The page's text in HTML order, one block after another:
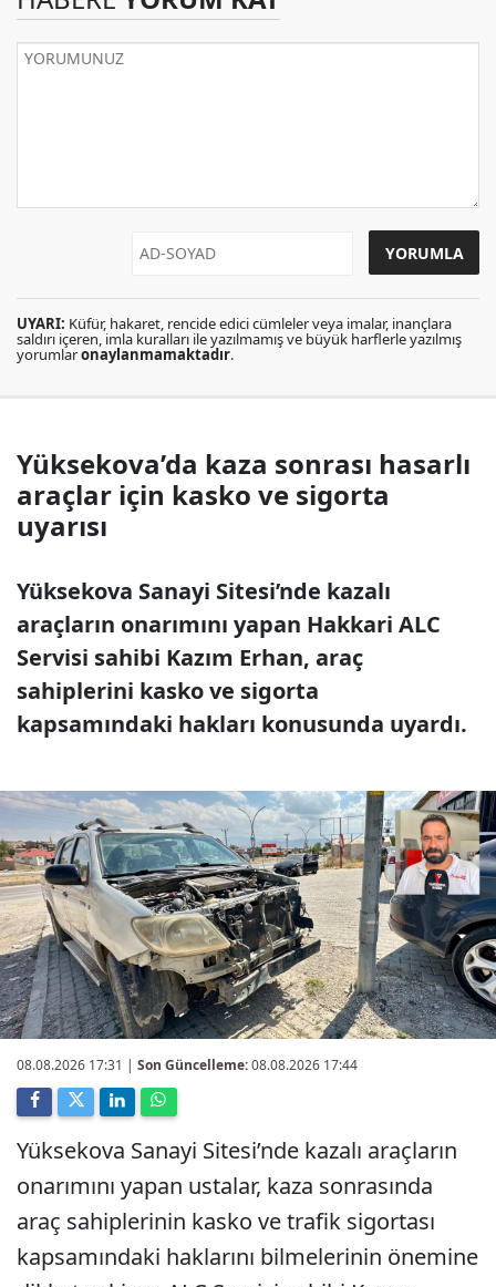
UYARI: Küfür, hakaret, rencide edici cümleler veya imalar, inançlara
saldırı içeren, imla kuralları ile yazılmamış ve büyük harflerle yazılmış
yorumlaronaylanmamaktadır.
Yüksekova’da kaza sonrası hasarlı
araçlar için kasko ve sigorta
uyarısı
Yüksekova Sanayi Sitesi’nde kazalı
araçların onarımını yapan Hakkari ALC
Servisi sahibi Kazım Erhan, araç
sahiplerini kasko ve sigorta
kapsamındaki hakları konusunda uyardı.
08.08.2026 17:31 | Son Güncelleme:08.08.2026 17:44
Yüksekova Sanayi Sitesi’nde kazalı araçların
onarımını yapan ustalar, kaza sonrasında
araç sahiplerinin kasko ve trafik sigortası
kapsamındaki haklarını bilmelerinin önemine